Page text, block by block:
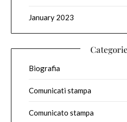
January 2023
Biografia
Comunicati stampa
Comunicato stampa